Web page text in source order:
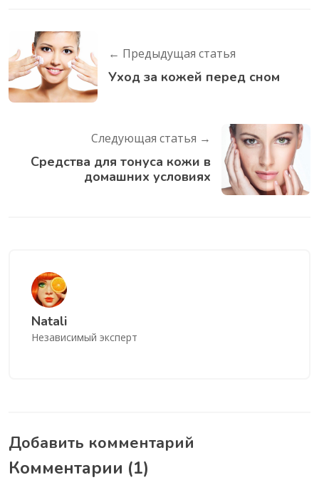
← Предыдущая статья
Уход за кожей перед сном
Следующая статья →
Средства для тонуса кожи в
домашних условиях
Natali
Независимый эксперт
Добавить комментарий
Комментарии (1)